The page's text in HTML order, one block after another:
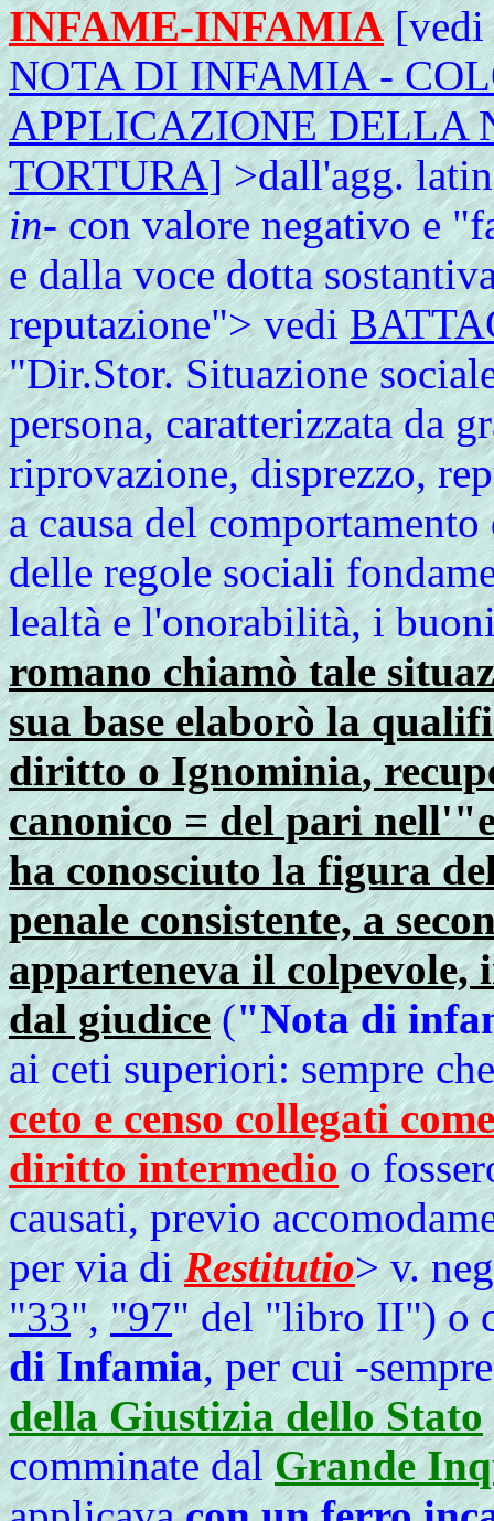
INFAME-INFAMIA [vedi
NOTA DI INFAMIA -
APPLICAZIONE DELLA
TORTURA] >dall'agg.
in-con valore negativo e
e dalla voce dotta
reputazione"> vedi
"Dir.Stor. Situazione
persona, caratterizzata da
riprovazione, disprezzo,
a causa del
delle regole sociali
lealtà e l'onorabilità, i
romano chiamò tale
sua base elaborò la
dirittooIgnominia,
canonico = del pari
ha conosciuto la figura
penale consistente, a
apparteneva il
dal giudice("Nota di
ai ceti superiori: sempre
ceto e censo collegati
diritto intermedioo
causati, previo
per via diRestitutio> v.
"33","97" del "libro II") o
di Infamia, per cui -
della Giustizia dello Stato
comminate dalGrande